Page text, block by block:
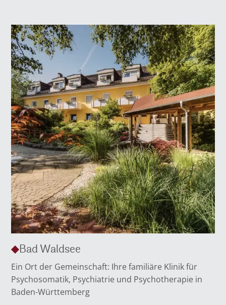
Bad Waldsee
Ein Ort der Gemeinschaft: Ihre familiäre Klinik für
Psychosomatik, Psychiatrie und Psychotherapie in
Baden-Württemberg